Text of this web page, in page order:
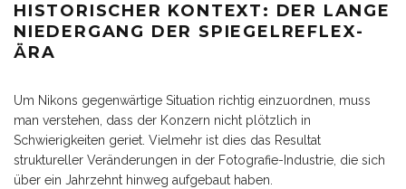
HISTORISCHER KONTEXT: DER LANGE
NIEDERGANG DER SPIEGELREFLEX-
ÄRA
Um Nikons gegenwärtige Situation richtig einzuordnen, muss
man verstehen, dass der Konzern nicht plötzlich in
Schwierigkeiten geriet. Vielmehr ist dies das Resultat
struktureller Veränderungen in der Fotografie-Industrie, die sich
über ein Jahrzehnt hinweg aufgebaut haben.